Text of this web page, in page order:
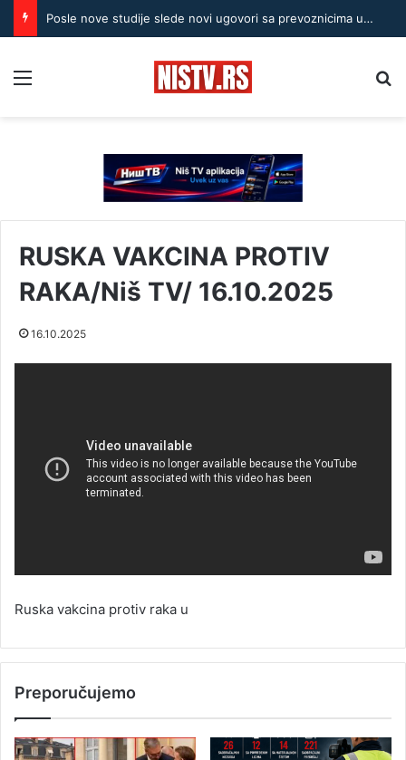
Posle nove studije slede novi ugovori sa prevoznicima u Nišu
RUSKA VAKCINA PROTIV
RAKA/Niš TV/ 16.10.2025
16.10.2025
Ruska vakcina protiv raka u
Preporučujemo